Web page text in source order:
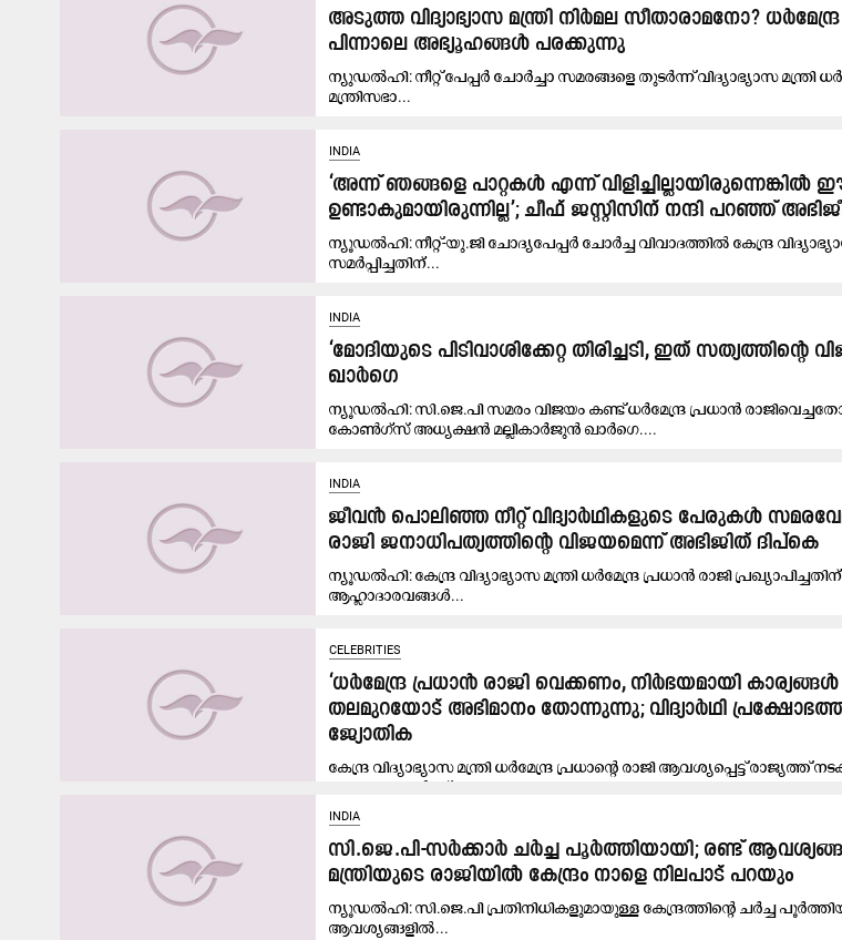
അടുത്ത വിദ്യാഭ്യാസ മന്ത്രി നിർമല സീതാരാമനോ? ധർമേന്ദ്ര
പിന്നാലെ അഭ്യൂഹങ്ങൾ പരക്കുന്നു
ന്യുഡൽഹി: നീറ്റ് പേപ്പർ ചോർച്ചാ സമരങ്ങളെ തുടർന്ന് വിദ്യാഭ്യാസ മന്ത്രി
മന്ത്രിസഭാ...
INDIA
‘അന്ന് ഞങ്ങളെ പാറ്റകൾ എന്ന് വിളിച്ചില്ലായിരുന്നെങ്കിൽ
ഉണ്ടാകുമായിരുന്നില്ല’; ചീഫ് ജസ്റ്റിസിന് നന്ദി പറഞ്ഞ്
ന്യൂഡൽഹി: നീറ്റ്-യു.ജി ചോദ്യപേപ്പർ ചോർച്ച വിവാദത്തിൽ കേന്ദ്ര
സമർപ്പിച്ചതിന്...
INDIA
‘മോദിയുടെ പിടിവാശിക്കേറ്റ തിരിച്ചടി, ഇത് സത്യത്തിന്റെ
ഖാർഗെ
ന്യൂഡൽഹി: സി.ജെ.പി സമരം വിജയം കണ്ട് ധർമേന്ദ്ര പ്രധാൻ
കോൺഗ്സ് അധ്യക്ഷൻ മല്ലികാർജുൻ ഖാർഗെ....
INDIA
ജീവൻ പൊലിഞ്ഞ നീറ്റ് വിദ്യാർഥികളുടെ പേരുകൾ
രാജി ജനാധിപത്യത്തിന്‍റെ വിജയമെന്ന് അഭിജിത് ദിപ്കെ
ന്യൂഡൽഹി: കേന്ദ്ര വിദ്യാഭ്യാസ മന്ത്രി ധർമേന്ദ്ര പ്രധാൻ രാജി
ആഹ്ലാദാരവങ്ങൾ...
CELEBRITIES
‘ധർമേന്ദ്ര പ്രധാൻ രാജി വെക്കണം, നിർഭയമായി
തലമുറയോട് അഭിമാനം തോന്നുന്നു; വിദ്യാർഥി
ജ്യോതിക
കേന്ദ്ര വിദ്യാഭ്യാസ മന്ത്രി ധർമേന്ദ്ര പ്രധാന്റെ രാജി ആവശ്യപ്പെട്ട് രാജ്യത്ത്
പ്രക്ഷോഭങ്ങൾക്ക് പരസ്യ...
INDIA
സി.ജെ.പി-സർക്കാർ ചർച്ച പൂർത്തിയായി; രണ്ട്
മന്ത്രിയുടെ രാജിയിൽ കേന്ദ്രം നാളെ നിലപാട് പറയും
ന്യൂഡൽഹി: സി.ജെ.പി പ്രതിനിധികളുമായുള്ള കേന്ദ്രത്തിന്‍റെ ചർച്ച
ആവശ്യങ്ങളിൽ...